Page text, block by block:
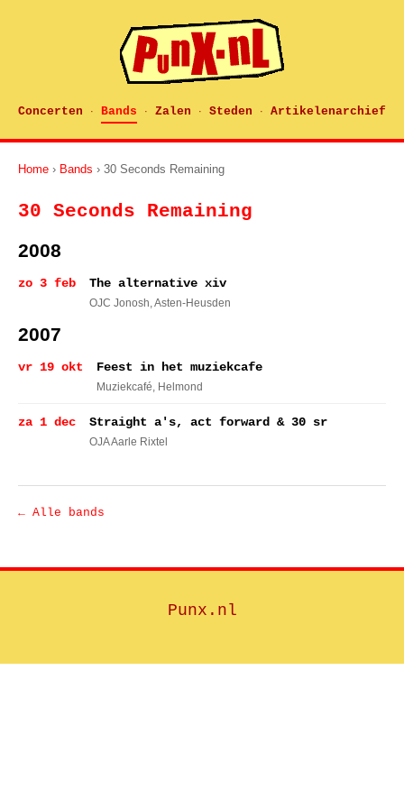
Concerten · Bands · Zalen · Steden · Artikelenarchief
Home › Bands › 30 Seconds Remaining
30 Seconds Remaining
2008
zo 3 feb The alternative xiv
OJC Jonosh, Asten-Heusden
2007
vr 19 okt Feest in het muziekcafe
Muziekcafé, Helmond
za 1 dec Straight a's, act forward & 30 sr
OJA Aarle Rixtel
← Alle bands
Punx.nl